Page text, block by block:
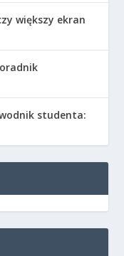
większy ekran
studenta: